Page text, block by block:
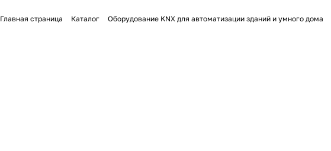
Главная страница Каталог Оборудование KNX для автоматизации зданий и умного дома